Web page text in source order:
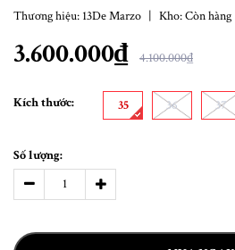
Thương hiệu: 13De Marzo | Kho:Còn hàng
3.600.000₫ 4.100.000₫
Kích thước: 35 36 37
Số lượng: